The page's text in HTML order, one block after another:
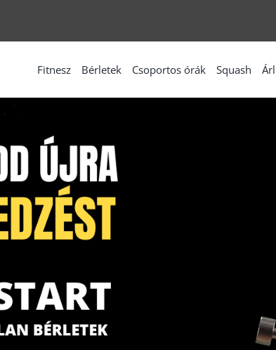
Fitnesz Bérletek Csoportos órák Squash